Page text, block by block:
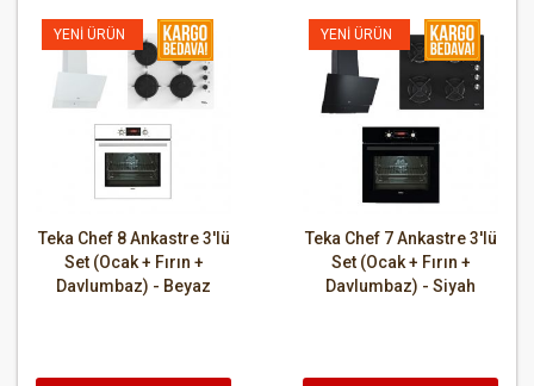
Teka Chef 8 Ankastre 3'lü
Set (Ocak + Fırın +
Davlumbaz) - Beyaz
YENI ÜRÜN
Teka Chef 7 Ankastre 3'lü
Set (Ocak + Fırın +
Davlumbaz) - Siyah
YENI ÜRÜN